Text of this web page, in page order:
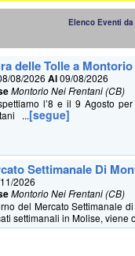
Elenco Eventi
delle Tolle a
08/2026Al09/08/2026
Montorio Nei Frentani (CB)
l’8 e il 9 Agosto
...[segue]
Settimanale Di
2026
Montorio Nei Frentani (CB)
del Mercato Settimanale
settimanali in Molise, viene